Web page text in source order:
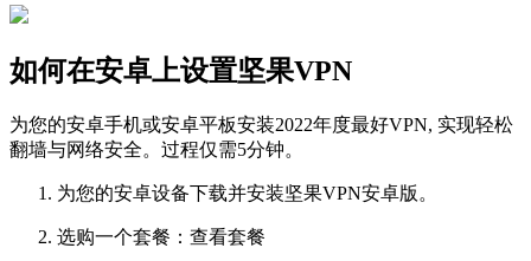
如何在安卓上设置坚果VPN
为您的安卓手机或安卓平板安装2022年度最好VPN, 实现轻松
翻墙与网络安全。过程仅需5分钟。
为您的安卓设备下载并安装坚果VPN安卓版。
选购一个套餐：查看套餐